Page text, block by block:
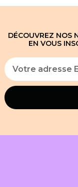
DÉCOUVREZ NOS
EN VOUS